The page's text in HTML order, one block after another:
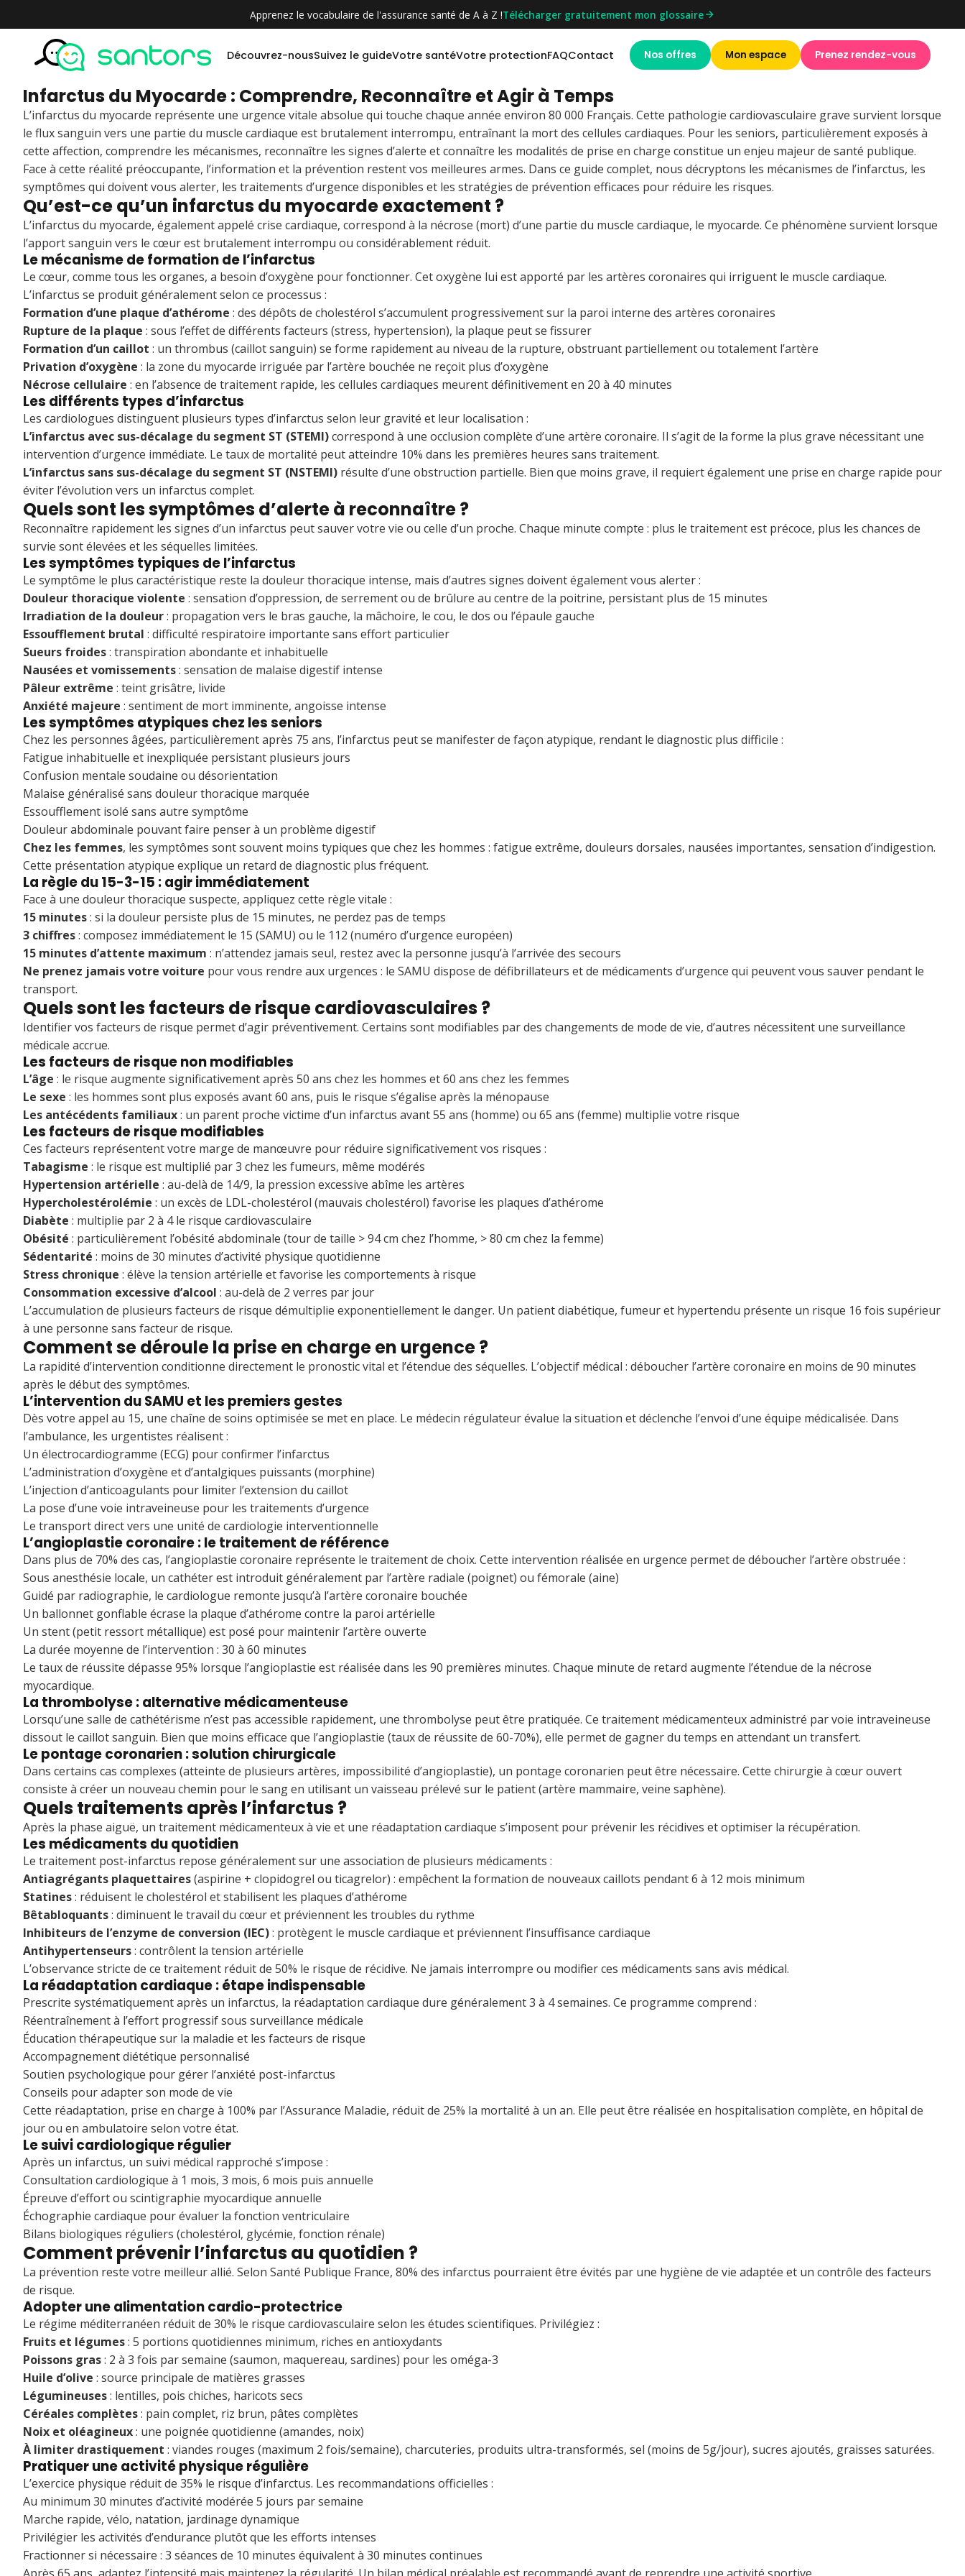
Apprenez le vocabulaire de l'assurance santé de A à Z !Télécharger gratuitement mon glossaire
Découvrez-nousSuivez le guideVotre santéVotre protectionFAQContact Nos offres Mon espace Prenez rendez-vous
Infarctus du Myocarde : Comprendre, Reconnaître et Agir à Temps
L’infarctus du myocarde représente une urgence vitale absolue qui touche chaque année environ 80 000 Français. Cette pathologie cardiovasculaire grave survient lorsque
le flux sanguin vers une partie du muscle cardiaque est brutalement interrompu, entraînant la mort des cellules cardiaques. Pour les seniors, particulièrement exposés à
cette affection, comprendre les mécanismes, reconnaître les signes d’alerte et connaître les modalités de prise en charge constitue un enjeu majeur de santé publique.
Face à cette réalité préoccupante, l’information et la prévention restent vos meilleures armes. Dans ce guide complet, nous décryptons les mécanismes de l’infarctus, les
symptômes qui doivent vous alerter, les traitements d’urgence disponibles et les stratégies de prévention efficaces pour réduire les risques.
Qu’est-ce qu’un infarctus du myocarde exactement ?
L’infarctus du myocarde, également appelé crise cardiaque, correspond à la nécrose (mort) d’une partie du muscle cardiaque, le myocarde. Ce phénomène survient lorsque
l’apport sanguin vers le cœur est brutalement interrompu ou considérablement réduit.
Le mécanisme de formation de l’infarctus
Le cœur, comme tous les organes, a besoin d’oxygène pour fonctionner. Cet oxygène lui est apporté par les artères coronaires qui irriguent le muscle cardiaque.
L’infarctus se produit généralement selon ce processus :
Formation d’une plaque d’athérome : des dépôts de cholestérol s’accumulent progressivement sur la paroi interne des artères coronaires
Rupture de la plaque : sous l’effet de différents facteurs (stress, hypertension), la plaque peut se fissurer
Formation d’un caillot : un thrombus (caillot sanguin) se forme rapidement au niveau de la rupture, obstruant partiellement ou totalement l’artère
Privation d’oxygène : la zone du myocarde irriguée par l’artère bouchée ne reçoit plus d’oxygène
Nécrose cellulaire : en l’absence de traitement rapide, les cellules cardiaques meurent définitivement en 20 à 40 minutes
Les différents types d’infarctus
Les cardiologues distinguent plusieurs types d’infarctus selon leur gravité et leur localisation :
L’infarctus avec sus-décalage du segment ST (STEMI)correspond à une occlusion complète d’une artère coronaire. Il s’agit de la forme la plus grave nécessitant une
intervention d’urgence immédiate. Le taux de mortalité peut atteindre 10% dans les premières heures sans traitement.
L’infarctus sans sus-décalage du segment ST (NSTEMI) résulte d’une obstruction partielle. Bien que moins grave, il requiert également une prise en charge rapide pour
éviter l’évolution vers un infarctus complet.
Quels sont les symptômes d’alerte à reconnaître ?
Reconnaître rapidement les signes d’un infarctus peut sauver votre vie ou celle d’un proche. Chaque minute compte : plus le traitement est précoce, plus les chances de
survie sont élevées et les séquelles limitées.
Les symptômes typiques de l’infarctus
Le symptôme le plus caractéristique reste la douleur thoracique intense, mais d’autres signes doivent également vous alerter :
Douleur thoracique violente : sensation d’oppression, de serrement ou de brûlure au centre de la poitrine, persistant plus de 15 minutes
Irradiation de la douleur: propagation vers le bras gauche, la mâchoire, le cou, le dos ou l’épaule gauche
Essoufflement brutal : difficulté respiratoire importante sans effort particulier
Sueurs froides: transpiration abondante et inhabituelle
Nausées et vomissements: sensation de malaise digestif intense
Pâleur extrême : teint grisâtre, livide
Anxiété majeure : sentiment de mort imminente, angoisse intense
Les symptômes atypiques chez les seniors
Chez les personnes âgées, particulièrement après 75 ans, l’infarctus peut se manifester de façon atypique, rendant le diagnostic plus difficile :
Fatigue inhabituelle et inexpliquée persistant plusieurs jours
Confusion mentale soudaine ou désorientation
Malaise généralisé sans douleur thoracique marquée
Essoufflement isolé sans autre symptôme
Douleur abdominale pouvant faire penser à un problème digestif
Chez les femmes, les symptômes sont souvent moins typiques que chez les hommes : fatigue extrême, douleurs dorsales, nausées importantes, sensation d’indigestion.
Cette présentation atypique explique un retard de diagnostic plus fréquent.
La règle du 15-3-15 : agir immédiatement
Face à une douleur thoracique suspecte, appliquez cette règle vitale :
15 minutes: si la douleur persiste plus de 15 minutes, ne perdez pas de temps
3 chiffres: composez immédiatement le 15 (SAMU) ou le 112 (numéro d’urgence européen)
15 minutes d’attente maximum : n’attendez jamais seul, restez avec la personne jusqu’à l’arrivée des secours
Ne prenez jamais votre voiture pour vous rendre aux urgences : le SAMU dispose de défibrillateurs et de médicaments d’urgence qui peuvent vous sauver pendant le
transport.
Quels sont les facteurs de risque cardiovasculaires ?
Identifier vos facteurs de risque permet d’agir préventivement. Certains sont modifiables par des changements de mode de vie, d’autres nécessitent une surveillance
médicale accrue.
Les facteurs de risque non modifiables
L’âge : le risque augmente significativement après 50 ans chez les hommes et 60 ans chez les femmes
Le sexe : les hommes sont plus exposés avant 60 ans, puis le risque s’égalise après la ménopause
Les antécédents familiaux: un parent proche victime d’un infarctus avant 55 ans (homme) ou 65 ans (femme) multiplie votre risque
Les facteurs de risque modifiables
Ces facteurs représentent votre marge de manœuvre pour réduire significativement vos risques :
Tabagisme : le risque est multiplié par 3 chez les fumeurs, même modérés
Hypertension artérielle : au-delà de 14/9, la pression excessive abîme les artères
Hypercholestérolémie : un excès de LDL-cholestérol (mauvais cholestérol) favorise les plaques d’athérome
Diabète : multiplie par 2 à 4 le risque cardiovasculaire
Obésité : particulièrement l’obésité abdominale (tour de taille > 94 cm chez l’homme, > 80 cm chez la femme)
Sédentarité : moins de 30 minutes d’activité physique quotidienne
Stress chronique : élève la tension artérielle et favorise les comportements à risque
Consommation excessive d’alcool : au-delà de 2 verres par jour
L’accumulation de plusieurs facteurs de risque démultiplie exponentiellement le danger. Un patient diabétique, fumeur et hypertendu présente un risque 16 fois supérieur
à une personne sans facteur de risque.
Comment se déroule la prise en charge en urgence ?
La rapidité d’intervention conditionne directement le pronostic vital et l’étendue des séquelles. L’objectif médical : déboucher l’artère coronaire en moins de 90 minutes
après le début des symptômes.
L’intervention du SAMU et les premiers gestes
Dès votre appel au 15, une chaîne de soins optimisée se met en place. Le médecin régulateur évalue la situation et déclenche l’envoi d’une équipe médicalisée. Dans
l’ambulance, les urgentistes réalisent :
Un électrocardiogramme (ECG) pour confirmer l’infarctus
L’administration d’oxygène et d’antalgiques puissants (morphine)
L’injection d’anticoagulants pour limiter l’extension du caillot
La pose d’une voie intraveineuse pour les traitements d’urgence
Le transport direct vers une unité de cardiologie interventionnelle
L’angioplastie coronaire : le traitement de référence
Dans plus de 70% des cas, l’angioplastie coronaire représente le traitement de choix. Cette intervention réalisée en urgence permet de déboucher l’artère obstruée :
Sous anesthésie locale, un cathéter est introduit généralement par l’artère radiale (poignet) ou fémorale (aine)
Guidé par radiographie, le cardiologue remonte jusqu’à l’artère coronaire bouchée
Un ballonnet gonflable écrase la plaque d’athérome contre la paroi artérielle
Un stent (petit ressort métallique) est posé pour maintenir l’artère ouverte
La durée moyenne de l’intervention : 30 à 60 minutes
Le taux de réussite dépasse 95% lorsque l’angioplastie est réalisée dans les 90 premières minutes. Chaque minute de retard augmente l’étendue de la nécrose
myocardique.
La thrombolyse : alternative médicamenteuse
Lorsqu’une salle de cathétérisme n’est pas accessible rapidement, une thrombolyse peut être pratiquée. Ce traitement médicamenteux administré par voie intraveineuse
dissout le caillot sanguin. Bien que moins efficace que l’angioplastie (taux de réussite de 60-70%), elle permet de gagner du temps en attendant un transfert.
Le pontage coronarien : solution chirurgicale
Dans certains cas complexes (atteinte de plusieurs artères, impossibilité d’angioplastie), un pontage coronarien peut être nécessaire. Cette chirurgie à cœur ouvert
consiste à créer un nouveau chemin pour le sang en utilisant un vaisseau prélevé sur le patient (artère mammaire, veine saphène).
Quels traitements après l’infarctus ?
Après la phase aiguë, un traitement médicamenteux à vie et une réadaptation cardiaque s’imposent pour prévenir les récidives et optimiser la récupération.
Les médicaments du quotidien
Le traitement post-infarctus repose généralement sur une association de plusieurs médicaments :
Antiagrégants plaquettaires(aspirine + clopidogrel ou ticagrelor) : empêchent la formation de nouveaux caillots pendant 6 à 12 mois minimum
Statines: réduisent le cholestérol et stabilisent les plaques d’athérome
Bêtabloquants: diminuent le travail du cœur et préviennent les troubles du rythme
Inhibiteurs de l’enzyme de conversion (IEC): protègent le muscle cardiaque et préviennent l’insuffisance cardiaque
Antihypertenseurs: contrôlent la tension artérielle
L’observance stricte de ce traitement réduit de 50% le risque de récidive. Ne jamais interrompre ou modifier ces médicaments sans avis médical.
La réadaptation cardiaque : étape indispensable
Prescrite systématiquement après un infarctus, la réadaptation cardiaque dure généralement 3 à 4 semaines. Ce programme comprend :
Réentraînement à l’effort progressif sous surveillance médicale
Éducation thérapeutique sur la maladie et les facteurs de risque
Accompagnement diététique personnalisé
Soutien psychologique pour gérer l’anxiété post-infarctus
Conseils pour adapter son mode de vie
Cette réadaptation, prise en charge à 100% par l’Assurance Maladie, réduit de 25% la mortalité à un an. Elle peut être réalisée en hospitalisation complète, en hôpital de
jour ou en ambulatoire selon votre état.
Le suivi cardiologique régulier
Après un infarctus, un suivi médical rapproché s’impose :
Consultation cardiologique à 1 mois, 3 mois, 6 mois puis annuelle
Épreuve d’effort ou scintigraphie myocardique annuelle
Échographie cardiaque pour évaluer la fonction ventriculaire
Bilans biologiques réguliers (cholestérol, glycémie, fonction rénale)
Comment prévenir l’infarctus au quotidien ?
La prévention reste votre meilleur allié. Selon Santé Publique France, 80% des infarctus pourraient être évités par une hygiène de vie adaptée et un contrôle des facteurs
de risque.
Adopter une alimentation cardio-protectrice
Le régime méditerranéen réduit de 30% le risque cardiovasculaire selon les études scientifiques. Privilégiez :
Fruits et légumes: 5 portions quotidiennes minimum, riches en antioxydants
Poissons gras: 2 à 3 fois par semaine (saumon, maquereau, sardines) pour les oméga-3
Huile d’olive : source principale de matières grasses
Légumineuses: lentilles, pois chiches, haricots secs
Céréales complètes: pain complet, riz brun, pâtes complètes
Noix et oléagineux: une poignée quotidienne (amandes, noix)
À limiter drastiquement : viandes rouges (maximum 2 fois/semaine), charcuteries, produits ultra-transformés, sel (moins de 5g/jour), sucres ajoutés, graisses saturées.
Pratiquer une activité physique régulière
L’exercice physique réduit de 35% le risque d’infarctus. Les recommandations officielles :
Au minimum 30 minutes d’activité modérée 5 jours par semaine
Marche rapide, vélo, natation, jardinage dynamique
Privilégier les activités d’endurance plutôt que les efforts intenses
Fractionner si nécessaire : 3 séances de 10 minutes équivalent à 30 minutes continues